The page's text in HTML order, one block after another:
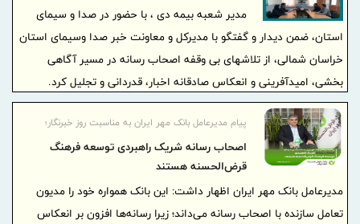
مدیر شعبه بیمه دی ، با حضور در صدا و سیمای
استان، ضمن دیدار و گفتگو با مدیرکل و معاونت خبر صدا وسیمای استان
خراسان شمالی، از تلاشهای بی وقفه اصحاب رسانه در مسیر آگاهی
بخشی، امیدآفرینی و انعکاس صادقانه اخبار، قدردانی و تجلیل کرد.
پیام مدیرعامل بانک مهر ایران به مناسبت روز خبرنگار؛
اصحاب رسانه شریک راهبردی توسعه فرهنگ
قرض‌الحسنه هستند
مدیرعامل بانک مهر ایران اظهار داشت: این بانک همواره خود را مدیون
تعامل سازنده با اصحاب رسانه می‌داند؛ زیرا رسانه‌ها افزون بر انعکاس